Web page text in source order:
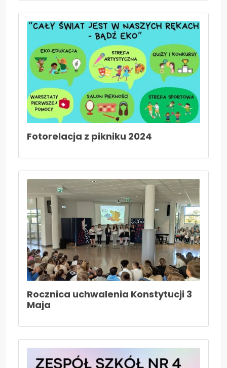
Fotorelacja z pikniku 2024
Rocznica uchwalenia Konstytucji 3
Maja